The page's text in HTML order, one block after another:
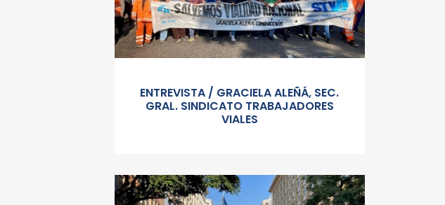
ENTREVISTA / GRACIELA ALEÑÁ, SEC.
GRAL. SINDICATO TRABAJADORES
VIALES